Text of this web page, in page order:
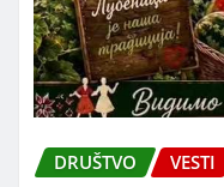
DRUŠTVO VESTI